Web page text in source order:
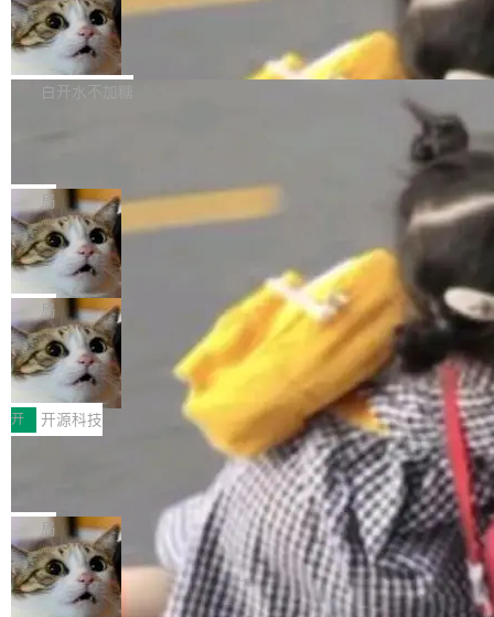
的图像元素不在同一个子树中，则它们将不再关
联 加...
至今）的所有 commit，同样交由 AI 分析提炼。
经过人工复核，准确度令人满意。这一方法也为
社区爱好者提供了高效跟踪新版本的思路。
和休闲娱乐竞争时间。" 这是 libexpat 维护者 S
ebastian Pipping 写在博客里的话。8 月 4 日，
他宣布了一个新消息：从 2026 年 8 月 1 日起，
他可以全职维护 libexpat 了，最长 6 个月。发
库之一。你的操作系统、浏览器、无数的基础设
施软件，很可能都在用它。而过去十年，维护它
的人一直在用业余...
Firefox 153.0.3 发布
Firefox 153.0.3 现已发布，具体更新内容如
下： New Smart Window 包含多项增强功能：
gi?id=2019042">Bug&nbsp;2019042</a>）</l
i> <li>现在，助手可以直接使用 Exa 的网络搜索
结果回答问题，而无需将问题转交给搜索引擎。
（<a href="https://bugzilla.mozilla.org/show_
bug.cgi?id=204...
白开水不加糖
的 npm 包。项目的核心论点是：容器不适合 Ag
ent 计算。真正适合的，是 Isolate。 Cloudflare
工程师在这件事上没什么可谦虚的——他们用 W
orkers 跑了十年 Isolate。用 CEO Matthew Pri
nce 的话说：「我们一生都在用 Isolate 运行代
码，而 AI Agent 不需要容器，它们需要的是 Iso
late。」 容器为什么不合适 容器的问题在于启动
和销毁都太重了。一个 Agent 要执行的任务可能
只需要几毫秒的 CPU 时间，但容器从冷启动到
就绪要花数秒。如果未来有十...
局
OpenAI 公开邮件和聊天记录回应苹果
诉讼，称“Apple is getting this wron
g”
上个月，苹果一纸诉状把 OpenAI 告上法庭，指
控其挖角苹果前员工并窃取商业秘密。苹果的诉
状把 OpenAI 描述成一个系统性地从前东家挖
人、套取机密信息的对手。 OpenAI 没发律师
函，也没选择庭外沉默。它在官网贴了一篇博
文，标题只有六个字：Apple is getting this wro
ng。 然后，它把邮件往来和 iMessage 聊天记
录全贴了出来。 他发错人了 苹果外部律师 Gabr
iel Gross 来自 Weil 律所，2 月 23 日下午 5:53
给 OpenAI 总法律顾问 Che Chang 发了封邮
件，附了一封长信，要求 OpenAI 配合调查前苹
果员工带走机密信...
局
HUAWEI MatePad Edge上架WorkBu
ddy鸿蒙PC版，说话就能干活的AI办公
搭子
全能AI工作台WorkBuddy鸿蒙PC版上架HUAWE
I MatePad Edge应用市场，直接下载即可使
用，与鸿蒙电脑上的体验一致。值得一提的是，
这是目前市面上唯一支持平板接入WorkBuddy P
C版的产品，搭载“人机双写”重磅功能——你写
你的，AI写AI的，同屏协作互不干扰。一句话让
AI帮你干活，现在开启全新体验！ 温馨提示：
体验WorkBuddy鸿蒙PC版前，请将 HUAWEI M
atePad Edge 升级至 HarmonyOS 6.1.0.135S
开 开源科技
FFmpeg 9.0 发布：代号“Lei”，以此纪
全球知名开源多媒体框架 FFmpeg 今天正式发
布了 9.0 版本。这个版本除了带来新一代音视频
处理能力和硬件加速支持之外，还有一个特殊之
处：FFmpeg 9.0 的代号是“Lei”。 这个名字，
来自中国开发者雷霄骅（Lei Xiaohua）。 对于
局
亚马逊成本失控：AI 写代码烧掉 1215
万元，超预算 860%
外媒近日曝光了亚马逊的多份内部报告显示，AI